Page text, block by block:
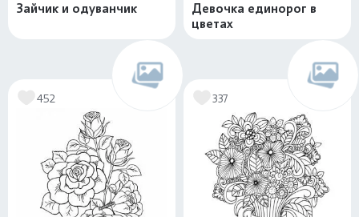
Зайчик и одуванчик
Девочка единорог в
цветах
452 337